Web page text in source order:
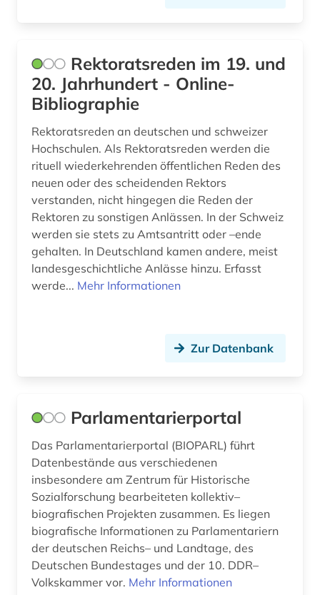
widerstand (1)
wirtschaft (1)
wörterbuch (3)
zeichen (1)
zeitgeschichte &lt;fach&gt; (2)
zeitschrift (1)
zeitung (3)
zeitzeuge (1)
zeitzeugen (1)
zivilschutz (1)
Rektoratsreden im 19. und
20. Jahrhundert - Online-
Bibliographie
Rektoratsreden an deutschen und schweizer
Hochschulen. Als Rektoratsreden werden die
rituell wiederkehrenden öffentlichen Reden des
neuen oder des scheidenden Rektors
verstanden, nicht hingegen die Reden der
Rektoren zu sonstigen Anlässen. In der Schweiz
werden sie stets zu Amtsantritt oder –ende
gehalten. In Deutschland kamen andere, meist
landesgeschichtliche Anlässe hinzu. Erfasst
werde... Mehr Informationen
Zur Datenbank
Parlamentarierportal
Das Parlamentarierportal (BIOPARL) führt
Datenbestände aus verschiedenen
insbesondere am Zentrum für Historische
Sozialforschung bearbeiteten kollektiv–
biografischen Projekten zusammen. Es liegen
biografische Informationen zu Parlamentariern
der deutschen Reichs– und Landtage, des
Deutschen Bundestages und der 10. DDR–
Volkskammer vor. Mehr Informationen